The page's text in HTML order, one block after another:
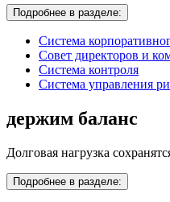
Подробнее в разделе:
Система
Совет директоров и
Система контроля
Система управления
держим баланс
Долговая нагрузка
Подробнее в разделе: